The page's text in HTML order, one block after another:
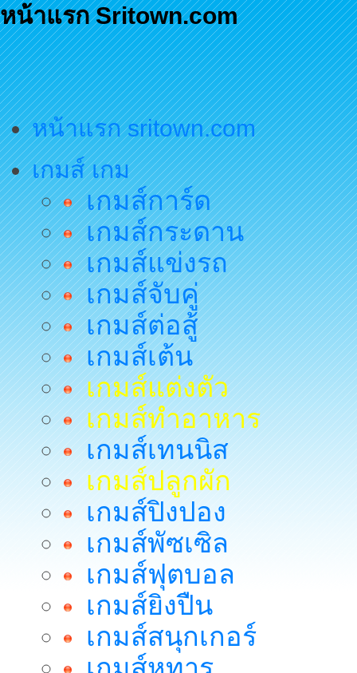
หน้าแรก Sritown.com
หน้าแรก sritown.com
เกมส์ เกม
เกมส์การ์ด
เกมส์กระดาน
เกมส์แข่งรถ
เกมส์จับคู่
เกมส์ต่อสู้
เกมส์เต้น
เกมส์แต่งตัว
เกมส์ทำอาหาร
เกมส์เทนนิส
เกมส์ปลูกผัก
เกมส์ปิงปอง
เกมส์พัซเซิล
เกมส์ฟุตบอล
เกมส์ยิงปืน
เกมส์สนุกเกอร์